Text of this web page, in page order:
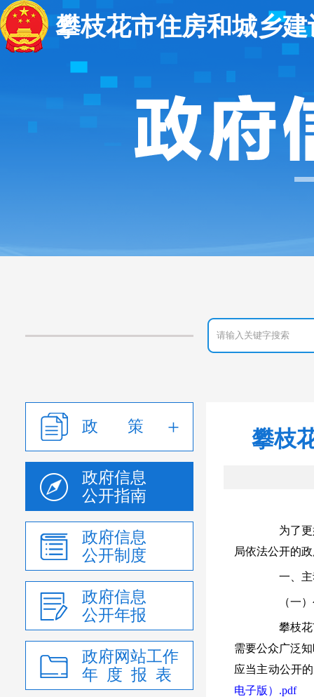
攀枝花市住房和城乡建
政 策
政府信息
公开指南
政府信息
公开制度
政府信息
公开年报
政府网站工作
年 度 报 表
攀枝
为了更好
局依法公开的
一、主
（一）
攀枝花市
需要公众广泛
应当主动公开
电子版）.pdf